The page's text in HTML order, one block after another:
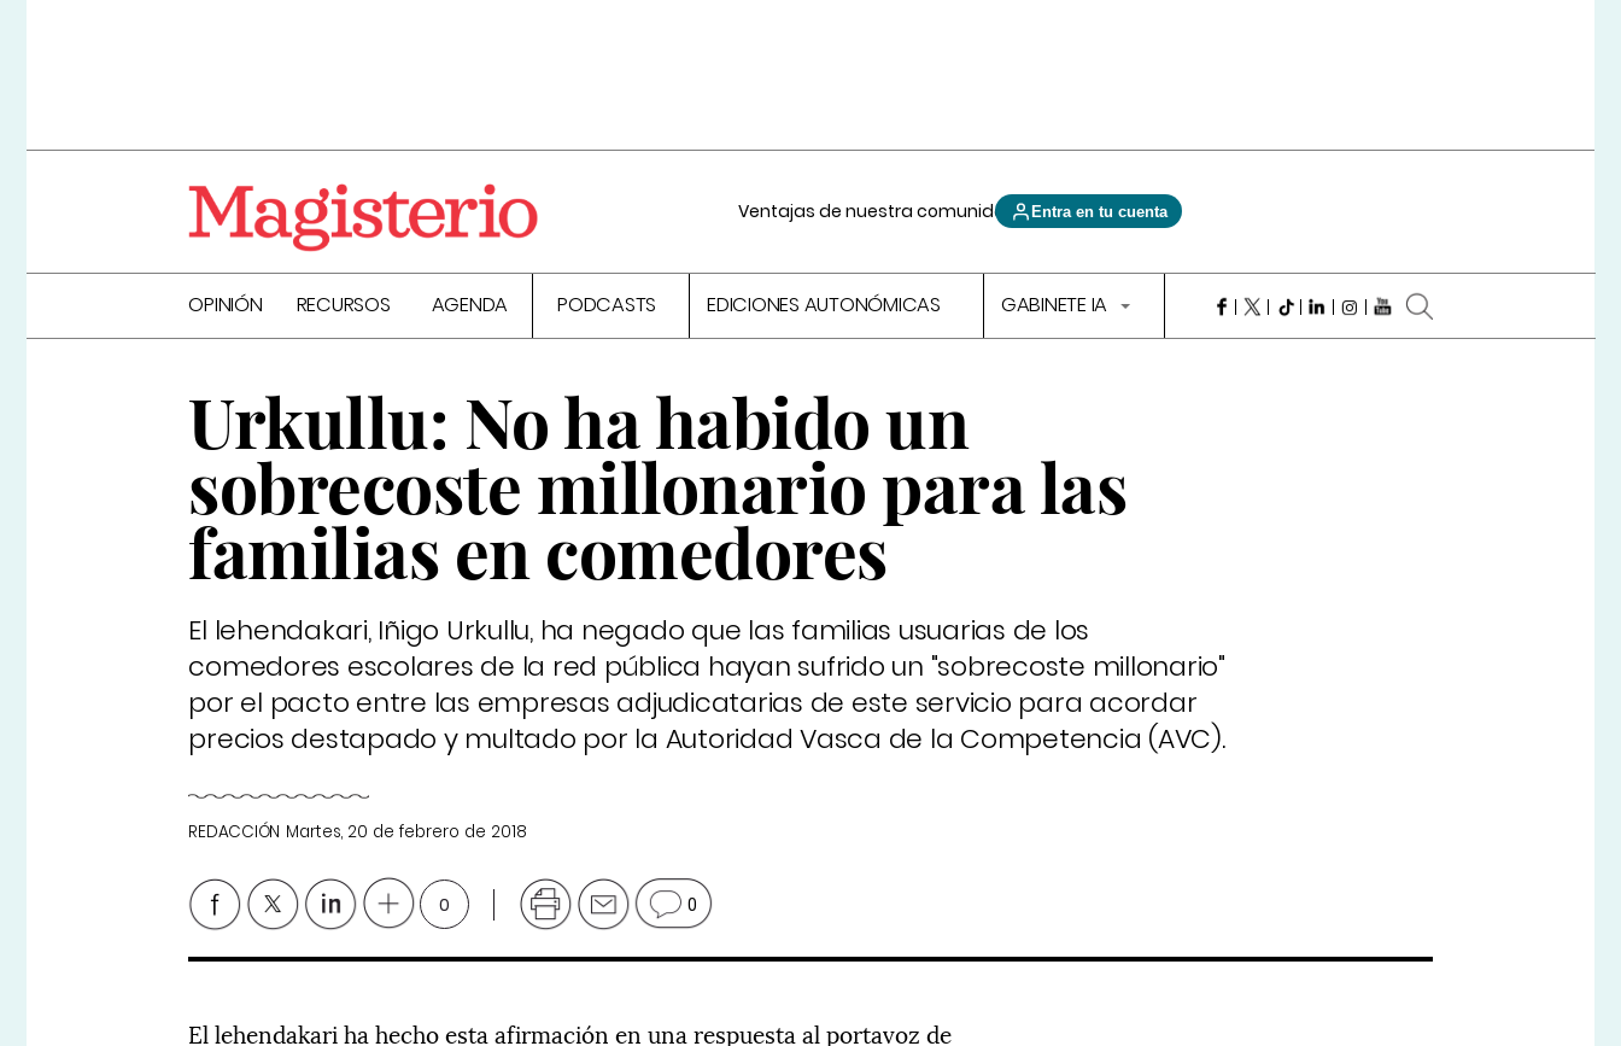
Ventajas de nuestra comunidad Entra en tu cuenta
OPINIÓN RECURSOS AGENDA PODCASTS EDICIONES AUTONÓMICAS GABINETE IA
Urkullu: No ha habido un
sobrecoste millonario para las
familias en comedores
El lehendakari, Iñigo Urkullu, ha negado que las familias usuarias de los
comedores escolares de la red pública hayan sufrido un "sobrecoste millonario"
por el pacto entre las empresas adjudicatarias de este servicio para acordar
precios destapado y multado por la Autoridad Vasca de la Competencia (AVC).
REDACCIÓN Martes, 20 de febrero de 2018
0 0
El lehendakari ha hecho esta afirmación en una respuesta al portavoz de